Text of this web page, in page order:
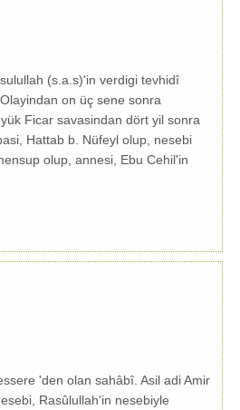
(s.a.s)'in verdigi tevhidî
on üç sene sonra
Ficar savasindan dört yil sonra
Hattab b. Nüfeyl olup, nesebi
olup, annesi, Ebu Cehil'in
'den olan sahâbî. Asil adi Amir
Rasûlullah'in nesebiyle